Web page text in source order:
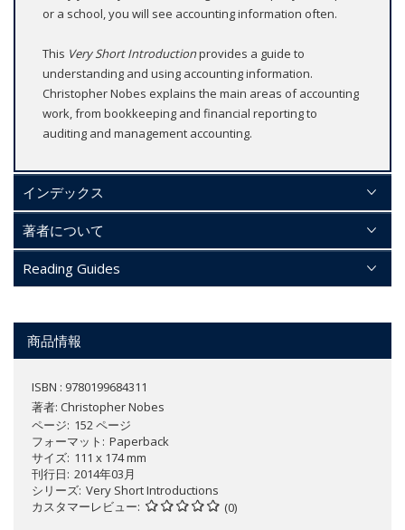
or a school, you will see accounting information often.
This Very Short Introductionprovides a guide to
understanding and using accounting information.
Christopher Nobes explains the main areas of accounting
work, from bookkeeping and financial reporting to
auditing and management accounting.
インデックス
著者について
Reading Guides
商品情報
ISBN : 9780199684311
著者: Christopher Nobes
ページ 152 ページ
フォーマット
Paperback
サイズ 111 x 174 mm
刊行日 2014年03月
シリーズ Very Short Introductions
カスタマーレビュー
(0)